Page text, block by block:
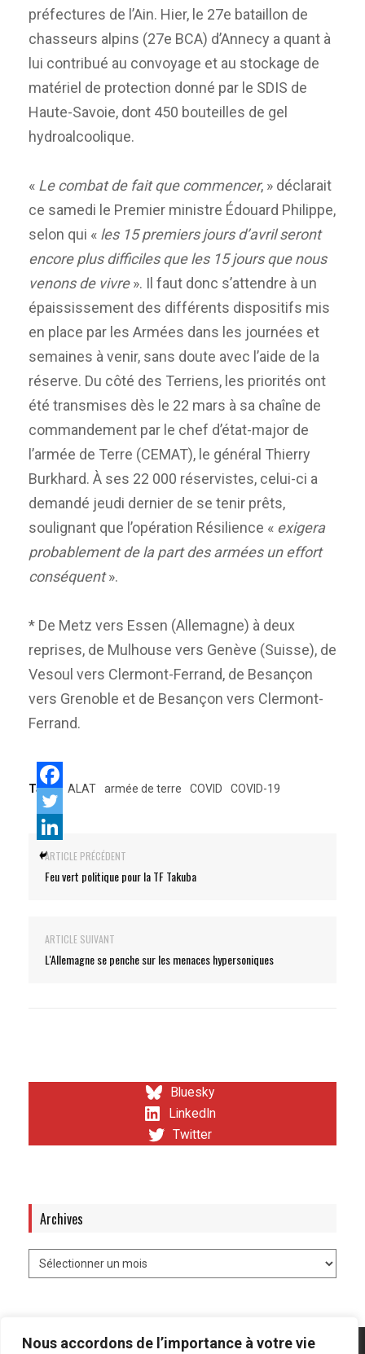
Nous accordons de l’importance à votre vie
préfectures de l’Ain. Hier, le 27e bataillon de
chasseurs alpins (27e BCA) d’Annecy a quant à
lui contribué au convoyage et au stockage de
matériel de protection donné par le SDIS de
Haute-Savoie, dont 450 bouteilles de gel
hydroalcoolique.
« Le combat de fait que commencer, » déclarait
ce samedi le Premier ministre Édouard Philippe,
selon qui « les 15 premiers jours d’avril seront
encore plus difficiles que les 15 jours que nous
venons de vivre». Il faut donc s’attendre à un
épaississement des différents dispositifs mis
en place par les Armées dans les journées et
semaines à venir, sans doute avec l’aide de la
réserve. Du côté des Terriens, les priorités ont
été transmises dès le 22 mars à sa chaîne de
commandement par le chef d’état-major de
l’armée de Terre (CEMAT), le général Thierry
Burkhard. À ses 22 000 réservistes, celui-ci a
demandé jeudi dernier de se tenir prêts,
soulignant que l’opération Résilience « exigera
probablement de la part des armées un effort
conséquent».
* De Metz vers Essen (Allemagne) à deux
reprises, de Mulhouse vers Genève (Suisse), de
Vesoul vers Clermont-Ferrand, de Besançon
vers Grenoble et de Besançon vers Clermont-
Ferrand.
Tags: ALAT armée de terre COVID COVID-19
ARTICLE PRÉCÉDENT
Feu vert politique pour la TF Takuba
ARTICLE SUIVANT
L'Allemagne se penche sur les menaces hypersoniques
Bluesky
LinkedIn
Twitter
Archives